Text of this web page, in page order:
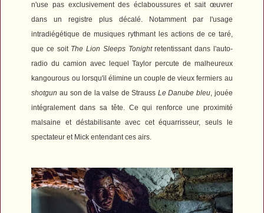
n'use pas exclusivement des éclaboussures et sait œuvrer
dans un registre plus décalé. Notamment par l'usage
intradiégétique de musiques rythmant les actions de ce taré,
que ce soit The Lion Sleeps Tonightretentissant dans l'auto-
radio du camion avec lequel Taylor percute de malheureux
kangourous ou lorsqu'il élimine un couple de vieux fermiers au
shotgun au son de la valse de Strauss Le Danube bleu, jouée
intégralement dans sa tête. Ce qui renforce une proximité
malsaine et déstabilisante avec cet équarrisseur, seuls le
spectateur et Mick entendant ces airs.